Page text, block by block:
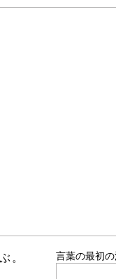
。
言葉の最初